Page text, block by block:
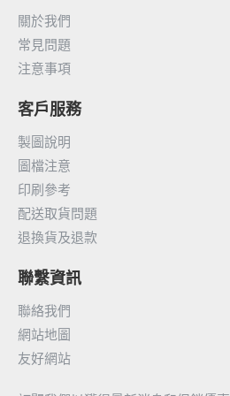
關於我們
常見問題
注意事項
客戶服務
製圖說明
圖檔注意
印刷參考
配送取貨問題
退換貨及退款
聯繫資訊
聯絡我們
網站地圖
友好網站